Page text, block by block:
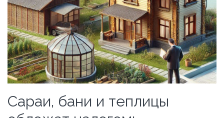
Сараи, бани и теплицы